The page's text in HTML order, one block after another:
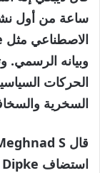
ساعة من أول
وبيانه الرسمي.
الحركات
السخرية